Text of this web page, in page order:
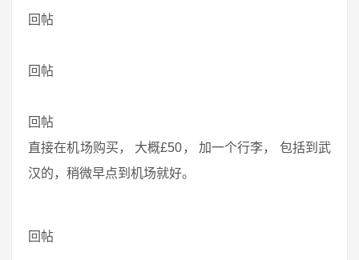
回帖
回帖
回帖
直接在机场购买， 大概£50， 加一个行李， 包括到武
汉的，稍微早点到机场就好。
回帖